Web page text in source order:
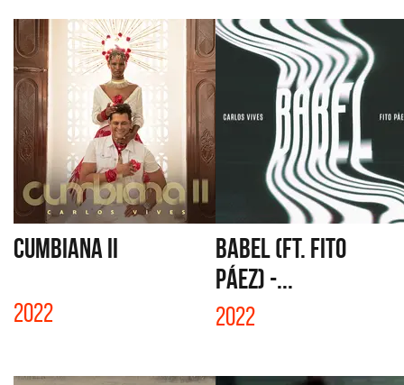
CUMBIANA II
2022
BABEL (FT. FITO
PÁEZ) -...
2022